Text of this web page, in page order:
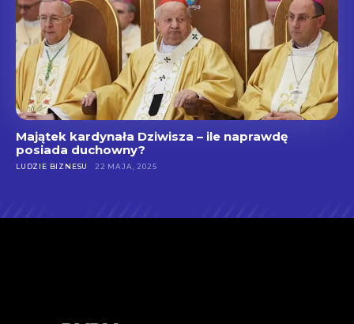
Majątek kardynała Dziwisza – ile naprawdę
posiada duchowny?
LUDZIE BIZNESU 22 MAJA, 2025